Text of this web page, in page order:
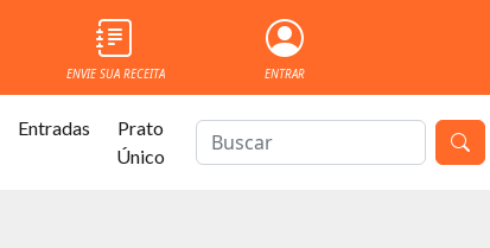
ENVIE SUA RECEITA ENTRAR
Entradas
Prato
Único